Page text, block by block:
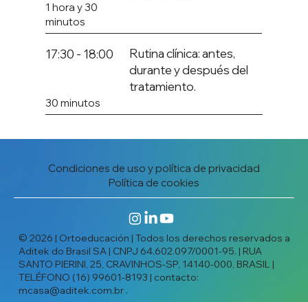
1 hora y 30
minutos
17:30 - 18:00
Rutina clínica: antes,
durante y después del
tratamiento.
30 minutos
Política de cookies
Condiciones de uso y política de privacidad
© 2026 | Ortoeducación | Todos los derechos reservados a
Aditek do Brasil SA | CNPJ 64.602.097/0001-95. | RUA
SANTO PIERINI, 25, CRAVINHOS-SP, 14140-000, BRASIL |
TELÉFONO (16) 99601-8193 | contacto:
mcasa@aditek.com.br .